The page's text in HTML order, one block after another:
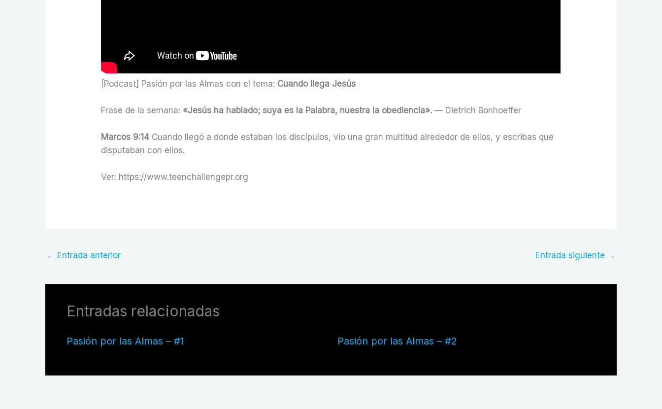
[Podcast] Pasión por las Almas con el tema: Cuando llega Jesús
Frase de la semana: «Jesús ha hablado; suya es la Palabra, nuestra la obediencia». — Dietrich Bonhoeffer
Marcos 9:14 Cuando llegó a donde estaban los discípulos, vio una gran multitud alrededor de ellos, y escribas que
disputaban con ellos.
Ver: https://www.teenchallengepr.org
← Entrada anterior Entrada siguiente →
Entradas relacionadas
Pasión por las Almas – #1 Pasión por las Almas – #2